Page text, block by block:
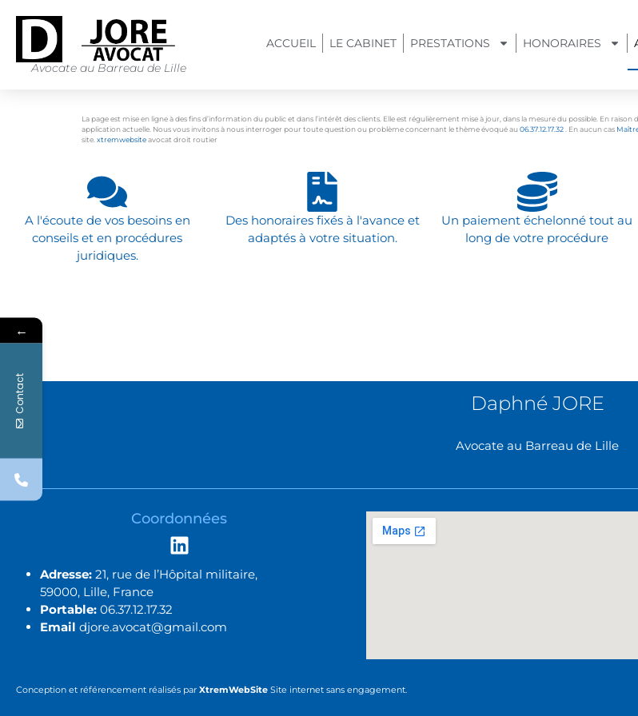
Avocate au Barreau de Lille
ACCUEIL LE CABINET PRESTATIONS HONORAIRES
La page est mise en ligne à des fins d’information du public et dans l’intérêt des clients. Elle est régulièrement mise à jour, dans la mesure du possible. En
application actuelle. Nous vous invitons à nous interroger pour toute question ou problème concernant le thème évoqué au 06.37.12.17.32 . En aucun cas
site. xtremwebsiteavocat droit routier
A l'écoute de vos besoins en
conseils et en procédures
juridiques.
Des honoraires fixés à l'avance et
adaptés à votre situation.
Un paiement échelonné tout au
long de votre procédure
Daphné JORE
Avocate au Barreau de Lille
Coordonnées
Adresse: 21, rue de l’Hôpital militaire,
59000, Lille, France
Portable: 06.37.12.17.32
Email djore.avocat@gmail.com
Conception et référencement réalisés par XtremWebSite Site internet sans engagement.
←
Contact